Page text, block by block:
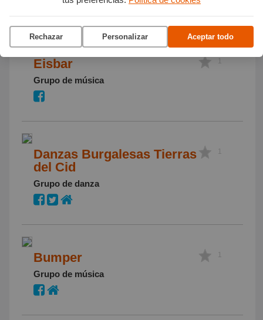
Rechazar Personalizar Aceptar todo
Eisbar
Grupo de música
Danzas Burgalesas Tierras
del Cid
Grupo de danza
1
Bumper
Grupo de música
1